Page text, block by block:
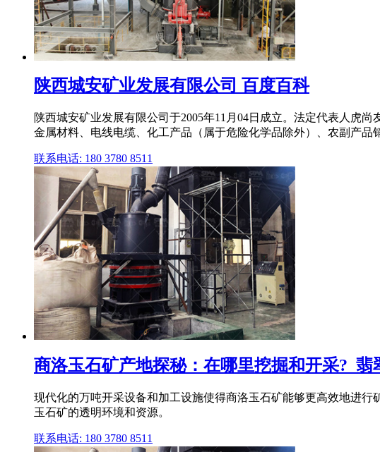
陕西城安矿业发展有限公司 百度百科
陕西城安矿业发展有限公司于2005年11月04日成立。法定代表人虎
金属材料、电线电缆、化工产品（属于危险化学品除外）、农副产品
联系电话: 180 3780 8511
商洛玉石矿产地探秘：在哪里挖掘和开采?_翡
现代化的万吨开采设备和加工设施使得商洛玉石矿能够更高效地进
玉石矿的透明环境和资源。
联系电话: 180 3780 8511